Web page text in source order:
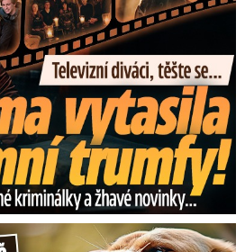
chlapečka (2) ve tváři!